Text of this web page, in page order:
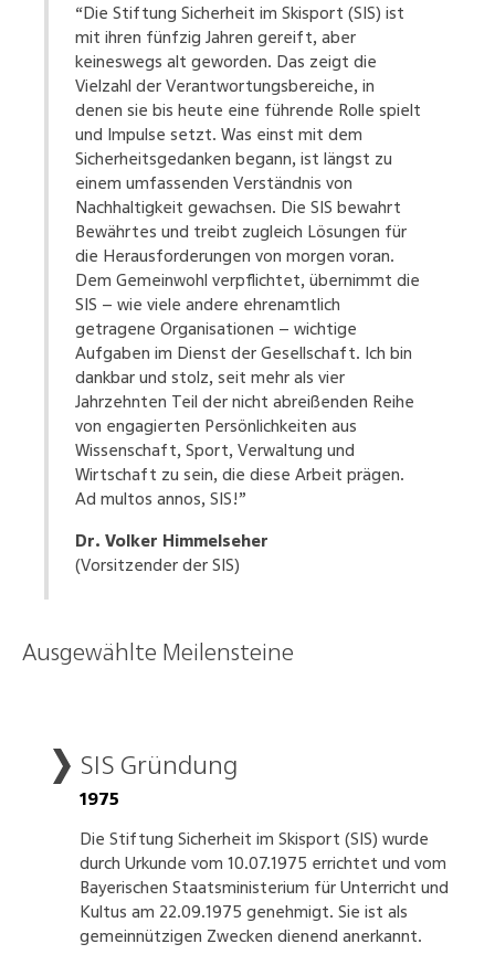
“Die Stiftung Sicherheit im Skisport (SIS) ist
mit ihren fünfzig Jahren gereift, aber
keineswegs alt geworden. Das zeigt die
Vielzahl der Verantwortungsbereiche, in
denen sie bis heute eine führende Rolle spielt
und Impulse setzt. Was einst mit dem
Sicherheitsgedanken begann, ist längst zu
einem umfassenden Verständnis von
Nachhaltigkeit gewachsen. Die SIS bewahrt
Bewährtes und treibt zugleich Lösungen für
die Herausforderungen von morgen voran.
Dem Gemeinwohl verpflichtet, übernimmt die
SIS – wie viele andere ehrenamtlich
getragene Organisationen – wichtige
Aufgaben im Dienst der Gesellschaft. Ich bin
dankbar und stolz, seit mehr als vier
Jahrzehnten Teil der nicht abreißenden Reihe
von engagierten Persönlichkeiten aus
Wissenschaft, Sport, Verwaltung und
Wirtschaft zu sein, die diese Arbeit prägen.
Ad multos annos, SIS!”
Dr. Volker Himmelseher
(Vorsitzender der SIS)
Ausgewählte Meilensteine
SIS Gründung
1975
Die Stiftung Sicherheit im Skisport (SIS) wurde
durch Urkunde vom 10.07.1975 errichtet und vom
Bayerischen Staatsministerium für Unterricht und
Kultus am 22.09.1975 genehmigt. Sie ist als
gemeinnützigen Zwecken dienend anerkannt.